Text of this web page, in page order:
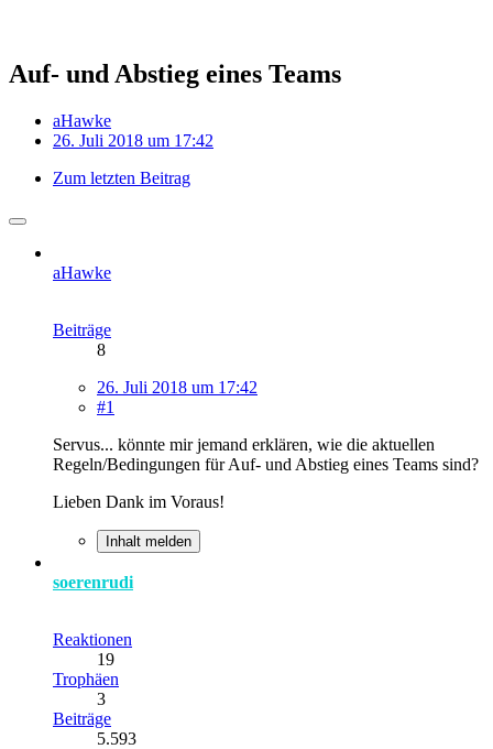
Auf- und Abstieg eines Teams
aHawke
26. Juli 2018 um 17:42
Zum letzten Beitrag
aHawke
Beiträge
8
26. Juli 2018 um 17:42
#1
Servus... könnte mir jemand erklären, wie die aktuellen
Regeln/Bedingungen für Auf- und Abstieg eines Teams sind?
Lieben Dank im Voraus!
Inhalt melden
soerenrudi
Reaktionen
19
Trophäen
3
Beiträge
5.593